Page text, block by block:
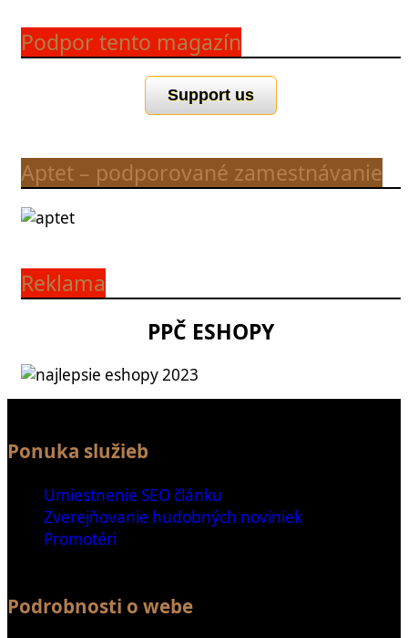
Podpor tento magazín
Support us
Aptet – podporované zamestnávanie
Reklama
PPČ ESHOPY
Ponuka služieb
Umiestnenie SEO článku
Zverejňovanie hudobných noviniek
Promotéri
Podrobnosti o webe